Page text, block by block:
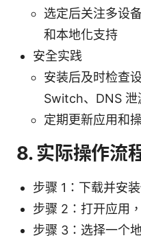
选定后关注多设
和本地化支持
安全实践
安装后及时检查
Switch、DNS 泄
定期更新应用和
8. 实际操作流
步骤 1：下载并安
步骤 2：打开应用
步骤 3：选择一个